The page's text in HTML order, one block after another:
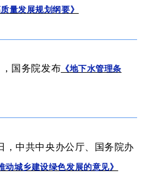
量发展规划纲要》
，国务院发布 《地下水管理条
，中共中央办公厅、国务院办
动城乡建设绿色发展的意见》